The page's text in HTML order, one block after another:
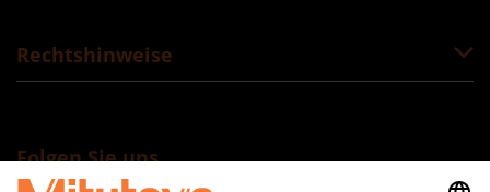
Rechtshinweise
Folgen Sie uns